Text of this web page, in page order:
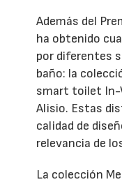
Además del
ha obtenido
por diferentes
baño: la
smart toilet In-
Alisio. Estas
calidad de
relevancia de
La colección